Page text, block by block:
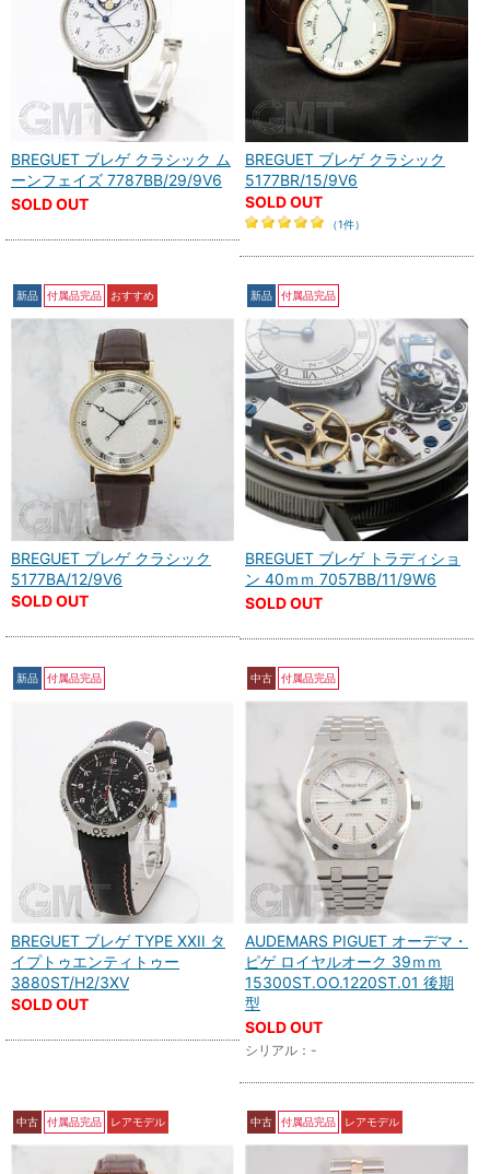
BREGUET ブレゲ クラシック ム
ーンフェイズ 7787BB/29/9V6
SOLD OUT
BREGUET ブレゲ クラシック
5177BR/15/9V6
SOLD OUT
（1件）
新品 付属品完品 おすすめ
BREGUET ブレゲ クラシック
5177BA/12/9V6
SOLD OUT
新品 付属品完品
BREGUET ブレゲ トラディショ
ン 40ｍｍ 7057BB/11/9W6
SOLD OUT
新品 付属品完品
BREGUET ブレゲ TYPE XXII タ
イプトゥエンティトゥー
3880ST/H2/3XV
SOLD OUT
中古 付属品完品
AUDEMARS PIGUET オーデマ・
ピゲ ロイヤルオーク 39ｍｍ
15300ST.OO.1220ST.01 後期
型
SOLD OUT
シリアル：-
中古 付属品完品 レアモデル 中古 付属品完品 レアモデル